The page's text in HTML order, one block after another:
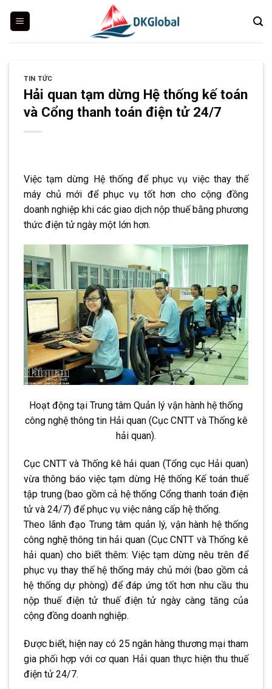
TIN TỨC
Hải quan tạm dừng Hệ thống kế toán
và Cổng thanh toán điện tử 24/7
Việc tạm dừng Hệ thống để phục vụ việc thay thế
máy chủ mới để phục vụ tốt hơn cho cộng đồng
doanh nghiệp khi các giao dịch nộp thuế bằng phương
thức điện tử ngày một lớn hơn.
Hoạt động tại Trung tâm Quản lý vận hành hệ thống
công nghệ thông tin Hải quan (Cục CNTT và Thống kê
hải quan).
Cục CNTT và Thống kê hải quan (Tổng cục Hải quan)
vừa thông báo việc tạm dừng Hệ thống Kế toán thuế
tập trung (bao gồm cả hệ thống Cổng thanh toán điện
tử và 24/7) để phục vụ việc nâng cấp hệ thống.
Theo lãnh đạo Trung tâm quản lý, vận hành hệ thống
công nghệ thông tin hải quan (Cục CNTT và Thống kê
hải quan) cho biết thêm: Việc tạm dừng nêu trên để
phục vụ thay thế hệ thống máy chủ mới (bao gồm cả
hệ thống dự phòng) để đáp ứng tốt hơn nhu cầu thu
nộp thuế điện tử thuế điện tử ngày càng tăng của
cộng đồng doanh nghiệp.
Được biết, hiện nay có 25 ngân hàng thương mại tham
gia phối hợp với cơ quan Hải quan thực hiện thu thuế
điện tử 24/7.